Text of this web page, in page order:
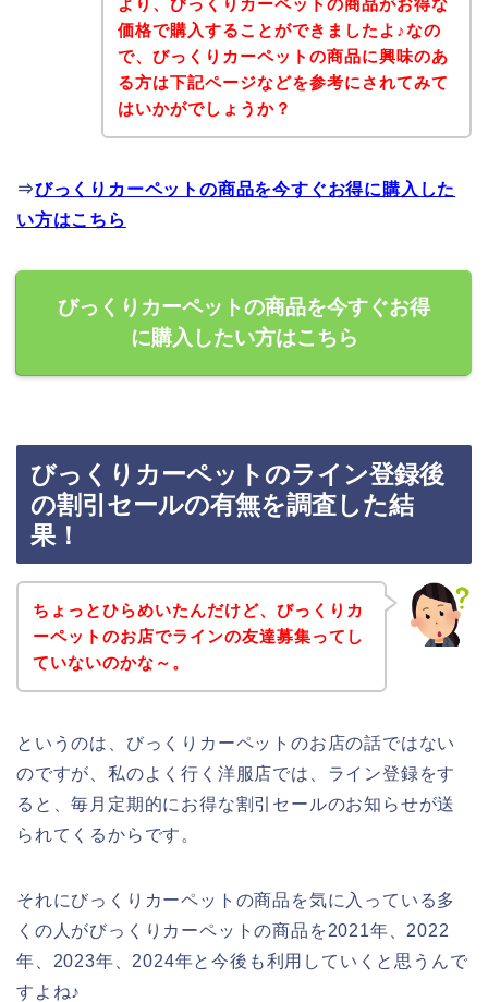
より、びっくりカーペットの商品がお得な
価格で購入することができましたよ♪なの
で、びっくりカーペットの商品に興味のあ
る方は下記ページなどを参考にされてみて
はいかがでしょうか？
⇒びっくりカーペットの商品を今すぐお得に購入した
い方はこちら
びっくりカーペットの商品を今すぐお得
に購入したい方はこちら
びっくりカーペットのライン登録後
の割引セールの有無を調査した結
果！
ちょっとひらめいたんだけど、びっくりカ
ーペットのお店でラインの友達募集ってし
ていないのかな～。
というのは、びっくりカーペットのお店の話ではない
のですが、私のよく行く洋服店では、ライン登録をす
ると、毎月定期的にお得な割引セールのお知らせが送
られてくるからです。
それにびっくりカーペットの商品を気に入っている多
くの人がびっくりカーペットの商品を2021年、2022
年、2023年、2024年と今後も利用していくと思うんで
すよね♪